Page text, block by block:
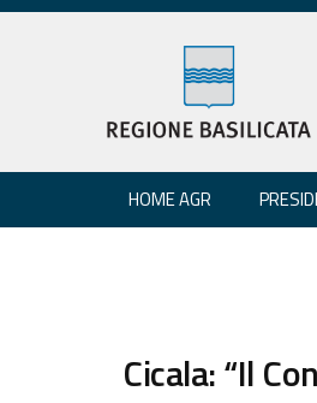
HOME AGR
Cicala: “Il